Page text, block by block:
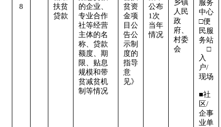
8
扶贫
贷款
的企业、
专业合作
社等经营
主体的名
称、贷款
额度、期
限、贴息
规模和带
贫减贫机
制等情况
贫资
金项
目公
告公
示制
度的
指导
意
见》
公布
1次
当年
情况
乡镇
人民
政
府、
村委
会
服务
中心
□便
民服
务站
□
入
户/
现场
■社
区/
企事
业单